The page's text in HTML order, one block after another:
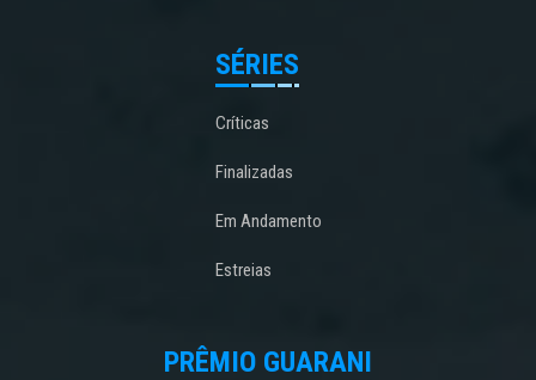
SÉRIES
Críticas
Finalizadas
Em Andamento
Estreias
PRÊMIO GUARANI